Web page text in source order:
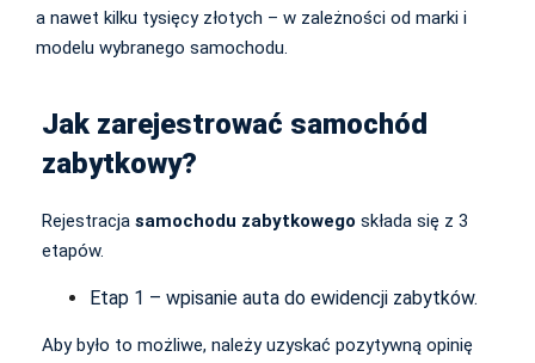
a nawet kilku tysięcy złotych – w zależności od marki i
modelu wybranego samochodu.
Jak zarejestrować samochód
zabytkowy?
Rejestracja samochodu zabytkowego składa się z 3
etapów.
Etap 1 – wpisanie auta do ewidencji zabytków.
Aby było to możliwe, należy uzyskać pozytywną opinię